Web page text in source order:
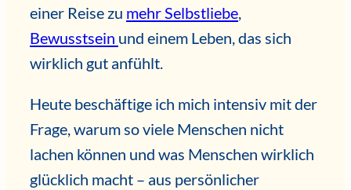
einer Reise zu mehr Selbstliebe,
Bewusstsein und einem Leben, das sich
wirklich gut anfühlt.
Heute beschäftige ich mich intensiv mit der
Frage, warum so viele Menschen nicht
lachen können und was Menschen wirklich
glücklich macht – aus persönlicher